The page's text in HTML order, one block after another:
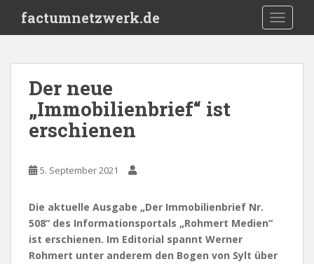
i
factumnetzwerk.de
Der neue
„Immobilienbrief“ ist
erschienen
5. September 2021
Die aktuelle Ausgabe „Der Immobilienbrief Nr.
508“ des Informationsportals „Rohmert Medien“
ist erschienen. Im Editorial spannt Werner
Rohmert unter anderem den Bogen von Sylt über